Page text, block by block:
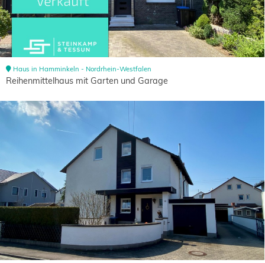
Haus in Hamminkeln - Nordrhein-Westfalen
Reihenmittelhaus mit Garten und Garage